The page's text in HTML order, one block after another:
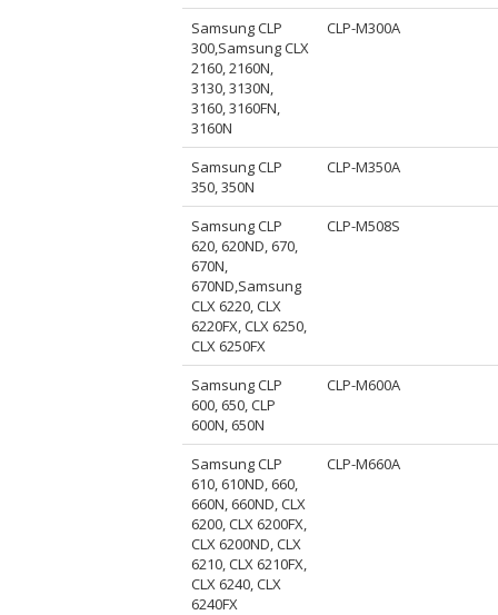
Samsung CLP
300,Samsung CLX
2160, 2160N,
3130, 3130N,
3160, 3160FN,
3160N
CLP-M300A
Samsung CLP
350, 350N
CLP-M350A
Samsung CLP
620, 620ND, 670,
670N,
670ND,Samsung
CLX 6220, CLX
6220FX, CLX 6250,
CLX 6250FX
CLP-M508S
Samsung CLP
600, 650, CLP
600N, 650N
CLP-M600A
Samsung CLP
610, 610ND, 660,
660N, 660ND, CLX
6200, CLX 6200FX,
CLX 6200ND, CLX
6210, CLX 6210FX,
CLX 6240, CLX
6240FX
CLP-M660A